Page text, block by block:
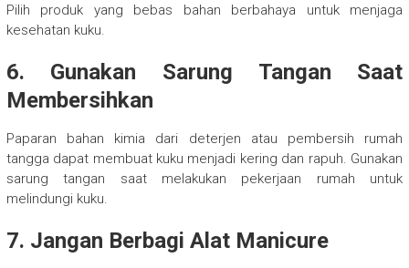
Pilih produk yang bebas bahan berbahaya untuk menjaga
kesehatan kuku.
6. Gunakan Sarung Tangan Saat
Membersihkan
Paparan bahan kimia dari deterjen atau pembersih rumah
tangga dapat membuat kuku menjadi kering dan rapuh. Gunakan
sarung tangan saat melakukan pekerjaan rumah untuk
melindungi kuku.
7. Jangan Berbagi Alat Manicure